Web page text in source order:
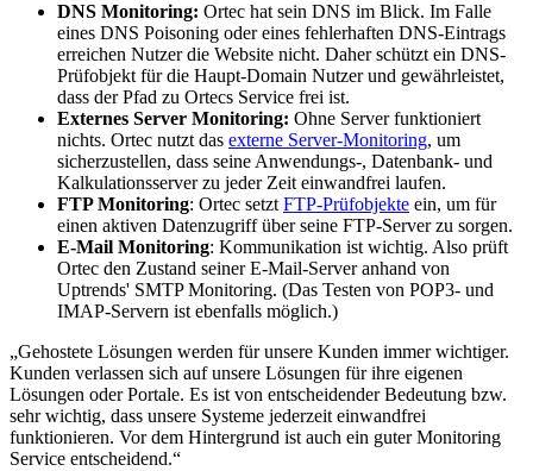
DNS Monitoring: Ortec hat sein DNS im Blick. Im Falle
eines DNS Poisoning oder eines fehlerhaften DNS-Eintrags
erreichen Nutzer die Website nicht. Daher schützt ein DNS-
Prüfobjekt für die Haupt-Domain Nutzer und gewährleistet,
dass der Pfad zu Ortecs Service frei ist.
Externes Server Monitoring: Ohne Server funktioniert
nichts. Ortec nutzt das externe Server-Monitoring, um
sicherzustellen, dass seine Anwendungs-, Datenbank- und
Kalkulationsserver zu jeder Zeit einwandfrei laufen.
FTP Monitoring: Ortec setzt FTP-Prüfobjekte ein, um für
einen aktiven Datenzugriff über seine FTP-Server zu sorgen.
E-Mail Monitoring: Kommunikation ist wichtig. Also prüft
Ortec den Zustand seiner E-Mail-Server anhand von
Uptrends' SMTP Monitoring. (Das Testen von POP3- und
IMAP-Servern ist ebenfalls möglich.)
„Gehostete Lösungen werden für unsere Kunden immer wichtiger.
Kunden verlassen sich auf unsere Lösungen für ihre eigenen
Lösungen oder Portale. Es ist von entscheidender Bedeutung bzw.
sehr wichtig, dass unsere Systeme jederzeit einwandfrei
funktionieren. Vor dem Hintergrund ist auch ein guter Monitoring
Service entscheidend.“